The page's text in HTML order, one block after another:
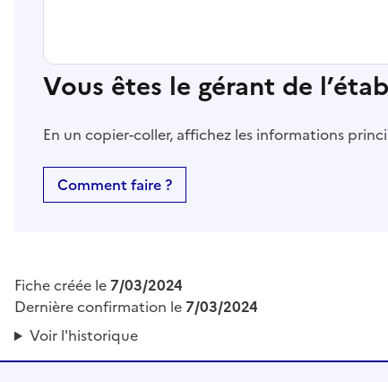
Vous êtes le gérant de
En un copier-coller, affichez les informations
Comment faire ?
Fiche créée le 7/03/2024
Dernière confirmation le 7/03/2024
Voir l'historique